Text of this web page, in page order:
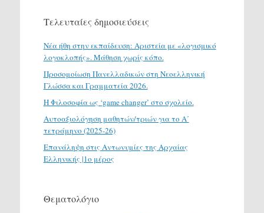
Τελευταίες δημοσιεύσεις
Νέα ήθη στην εκπαίδευση: Αριστεία με «λογισμικό
λογοκλοπής». Μάθηση χωρίς κόπο.
Προσομοίωση Πανελλαδικών στη Νεοελληνική
Γλώσσα και Γραμματεία 2026.
H Φιλοσοφία ως ‘game changer’ στο σχολείο.
Αυτοαξιολόγηση μαθητών/τριών για το Α΄
τετράμηνο (2025-26)
Επανάληψη στις Αντωνυμίες της Αρχαίας
Ελληνικής |1ο μέρος
Θεματολόγιο